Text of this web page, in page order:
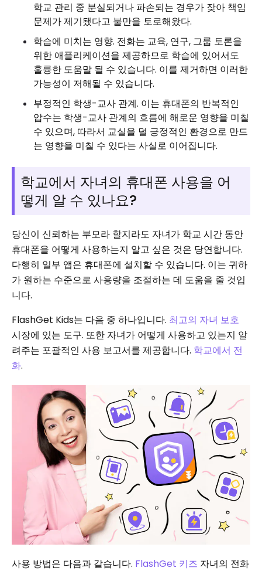
학교 관리 중 분실되거나 파손되는 경우가 잦아 책임
문제가 제기됐다고 불만을 토로해왔다.
학습에 미치는 영향. 전화는 교육, 연구, 그룹 토론을
위한 애플리케이션을 제공하므로 학습에 있어서도
훌륭한 도움말 될 수 있습니다. 이를 제거하면 이러한
가능성이 저해될 수 있습니다.
부정적인 학생-교사 관계. 이는 휴대폰의 반복적인
압수는 학생-교사 관계의 흐름에 해로운 영향을 미칠
수 있으며, 따라서 교실을 덜 긍정적인 환경으로 만드
는 영향을 미칠 수 있다는 사실로 이어집니다.
학교에서 자녀의 휴대폰 사용을 어
떻게 알 수 있나요?
당신이 신뢰하는 부모라 할지라도 자녀가 학교 시간 동안
휴대폰을 어떻게 사용하는지 알고 싶은 것은 당연합니다.
다행히 일부 앱은 휴대폰에 설치할 수 있습니다. 이는 귀하
가 원하는 수준으로 사용량을 조절하는 데 도움을 줄 것입
니다.
FlashGet Kids는 다음 중 하나입니다. 최고의 자녀 보호
시장에 있는 도구. 또한 자녀가 어떻게 사용하고 있는지 알
려주는 포괄적인 사용 보고서를 제공합니다. 학교에서 전
화.
사용 방법은 다음과 같습니다. FlashGet 키즈 자녀의 전화